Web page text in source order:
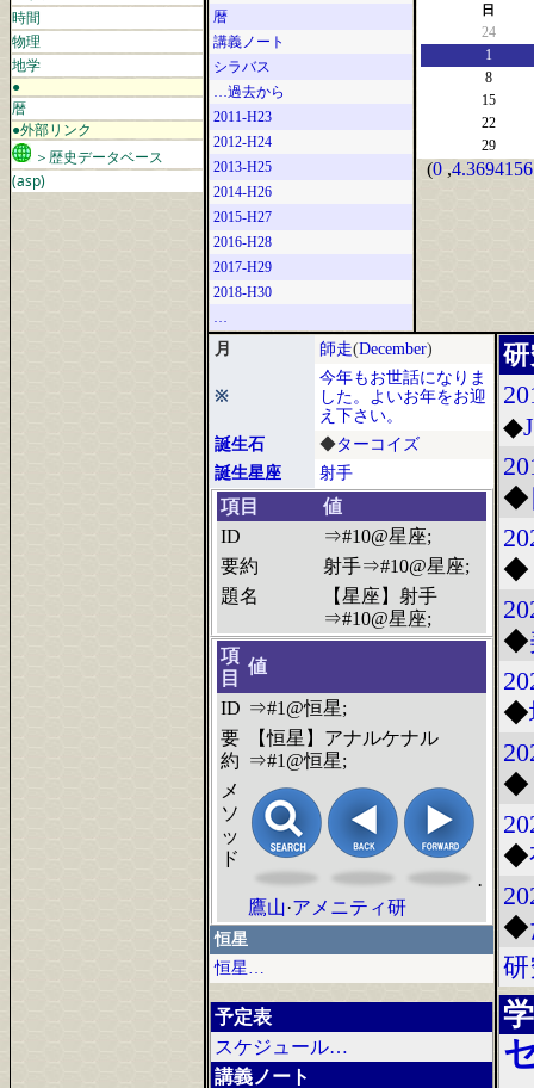
時間
物理
地学
●
暦
●外部リンク
＞歴史データベース
(asp)
暦
講義ノート
シラバス
…過去から
2011-H23
2012-H24
2013-H25
2014-H26
2015-H27
2016-H28
2017-H29
2018-H30
…
日
24
1
8
15
22
29
(0 ,
月 師走(December)
※
今年もお世話になりま
した。よいお年をお迎
え下さい。
誕生石
◆ターコイズ
誕生星座
射手
項目
値
ID
⇒#10@星座;
要約
射手⇒#10@星座;
題名
【星座】射手
⇒#10@星座;
項
目
値
ID ⇒#1@恒星;
要
約
【恒星】アナルケナル
⇒#1@恒星;
メ
ソ
ッ
ド
·
鷹山·アメニティ研
恒星
恒星…
予定表
スケジュール…
講義ノート
◆
◆
◆
◆
◆
◆
◆
◆